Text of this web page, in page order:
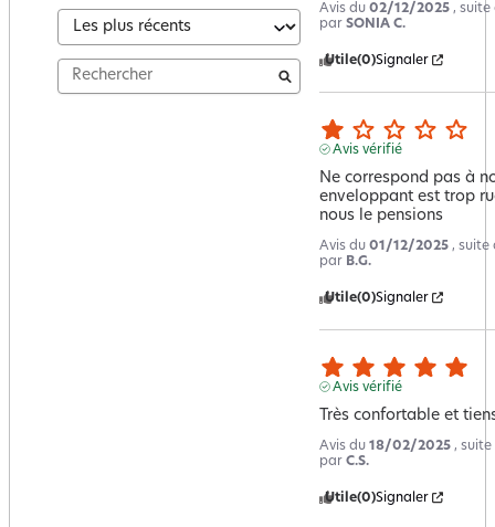
Avis du 02/12/2025 , suite
par SONIA C.
Utile(0)Signaler
Avis vérifié
Ne correspond pas à
enveloppant est trop
nous le pensions
Avis du 01/12/2025 , suite
par B.G.
Utile(0)Signaler
Avis vérifié
Très confortable et
Avis du 18/02/2025 , suite
par C.S.
Utile(0)Signaler